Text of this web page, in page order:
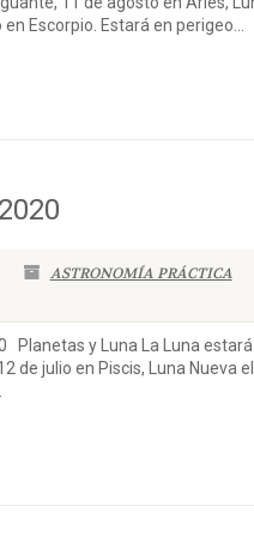
Escorpio. Estará en perigeo...
ASTRONOMÍA PRÁCTICA
Planetas y Luna La Luna
de julio en Piscis, Luna Nueva